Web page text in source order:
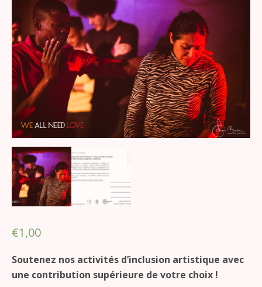
€1,00
Soutenez nos activités d’inclusion artistique avec
une contribution supérieure de votre choix !